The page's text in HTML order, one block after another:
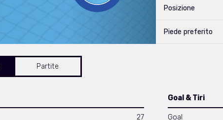
Posizione
Piede preferito
Partite
27
Goal & Tiri
Goal